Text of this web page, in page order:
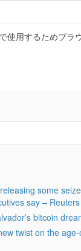
使用するためブラ
some
say – Reuters
bitcoin
twist on the